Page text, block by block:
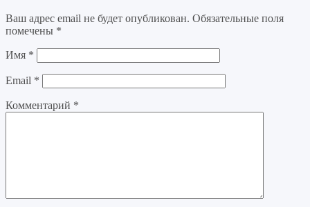
Ваш адрес email не будет опубликован. Обязательные поля
помечены *
Имя *
Email *
Комментарий *